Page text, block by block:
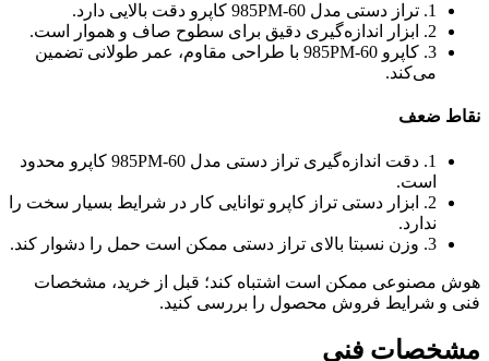
1. تراز دستی مدل 985PM-60 کاپرو دقت بالایی دارد.
2. ابزار اندازه‌گیری دقیق برای سطوح صاف و هموار است.
3. کاپرو 985PM-60 با طراحی مقاوم، عمر طولانی تضمین
می‌کند.
نقاط ضعف
1. دقت اندازه‌گیری تراز دستی مدل 985PM-60 کاپرو محدود
است.
2. ابزار دستی تراز کاپرو توانایی کار در شرایط بسیار سخت را
ندارد.
3. وزن نسبتا بالای تراز دستی ممکن است حمل را دشوار کند.
هوش مصنوعی ممکن است اشتباه کند؛ قبل از خرید، مشخصات
فنی و شرایط فروش محصول را بررسی کنید.
مشخصات فنی